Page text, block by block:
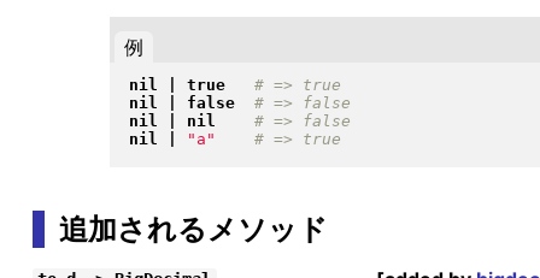
例
nil true
nil
false
nil
nil
nil
" a "
追加されるメソッド